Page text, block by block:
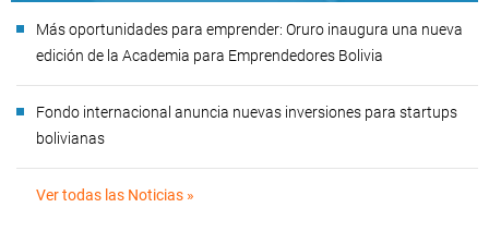
Más oportunidades para emprender: Oruro inaugura una nueva
edición de la Academia para Emprendedores Bolivia
Fondo internacional anuncia nuevas inversiones para startups
bolivianas
Ver todas las Noticias »